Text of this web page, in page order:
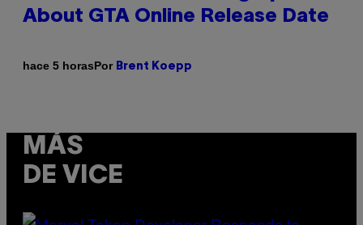
About GTA Online Release Date
hace 5 horasPor Brent Koepp
MÁS
DE VICE